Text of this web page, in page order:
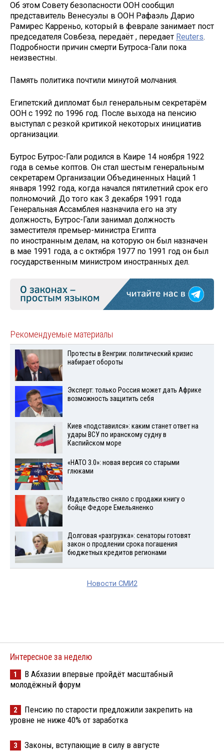
Об этом Совету безопасности ООН сообщил
представитель Венесуэлы в ООН Рафаэль Дарио
Рамирес Карреньо, который в феврале занимает пост
председателя Совбеза, передаёт , передает Reuters.
Подробности причин смерти Бутроса-Гали пока
неизвестны.
Память политика почтили минутой молчания.
Египетский дипломат был генеральным секретарём
ООН с 1992 по 1996 год. После выхода на пенсию
выступал с резкой критикой некоторых инициатив
организации.
Бутрос Бутрос-Гали родился в Каире 14 ноября 1922
года в семье коптов. Он стал шестым генеральным
секретарем Организации Объединенных Наций 1
января 1992 года, когда начался пятилетний срок его
полномочий. До того как 3 декабря 1991 года
Генеральная Ассамблея назначила его на эту
должность, Бутрос-Гали занимал должность
заместителя премьер-министра Египта
по иностранным делам, на которую он был назначен
в мае 1991 года, а с октября 1977 по 1991 год он был
государственным министром иностранных дел.
Рекомендуемые материалы
Протесты в Венгрии: политический кризис
набирает обороты
Эксперт: только Россия может дать Африке
возможность защитить себя
Киев «подставился»: каким станет ответ на
удары ВСУ по иранскому судну в
Каспийском море
«НАТО 3.0»: новая версия со старыми
глюками
Издательство сняло с продажи книгу о
бойце Федоре Емельяненко
Долговая «разгрузка»: сенаторы готовят
закон о продлении срока погашения
бюджетных кредитов регионами
Новости СМИ2
Интересное за неделю
1
В Абхазии впервые пройдёт масштабный
молодёжный форум
2
Пенсию по старости предложили закрепить на
уровне не ниже 40% от заработка
3 Законы, вступающие в силу в августе